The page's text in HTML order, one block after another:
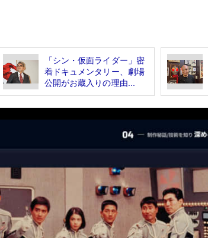
「シン・仮面ライダー」密
着ドキュメンタリー、劇場
公開がお蔵入りの理由...